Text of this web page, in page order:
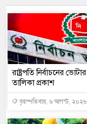
রাষ্ট্রপতি নির্বাচনের ভোটার
তালিকা প্রকাশ
বৃহস্পতিবার, ৬ আগস্ট, ২০২৬